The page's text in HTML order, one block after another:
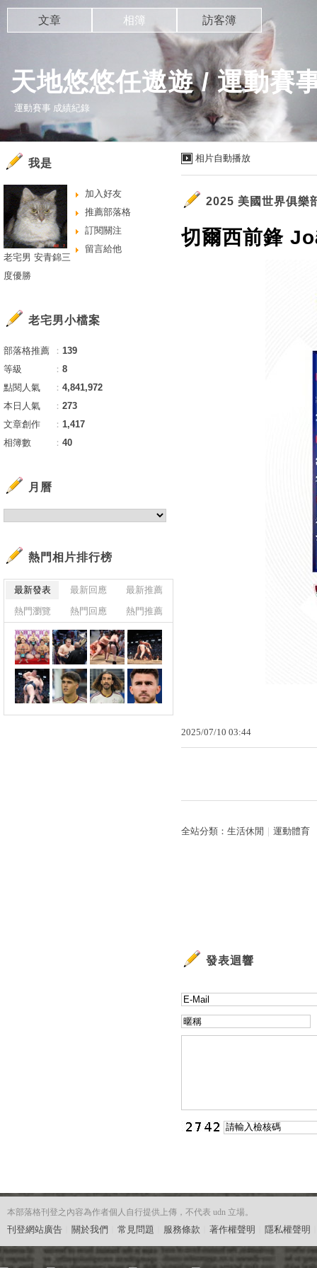
天地悠悠任遨遊 / 運動賽
運動賽事 成績紀錄
文章 相簿 訪客簿
相片自動播放
2025 美國世界俱樂
切爾西前鋒
2025/07/10 03:44
全站分類： 生活休閒 運動體育
發表迴響
我是
加入好友
推薦部落格
訂閱關注
留言給他
老宅男 安青錦三
度優勝
老宅男小檔案
部落格推薦 ： 139
等級
： 8
點閱人氣
： 4,841,972
本日人氣
： 273
文章創作
： 1,417
相簿數
： 40
月曆
熱門相片排行榜
最新發表 最新回應
最新推薦
熱門瀏覽
熱門回應 熱門推薦
本部落格刊登之內容為作者個人自行提供上傳，不代表 udn 立場。
刊登網站廣告 關於我們 常見問題 服務條款 著作權聲明 隱私權聲明